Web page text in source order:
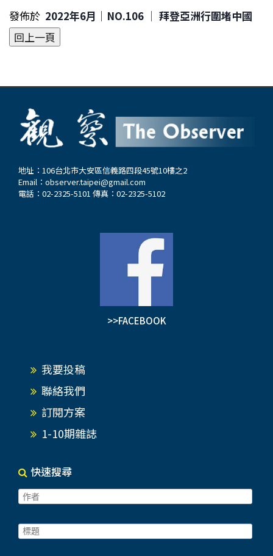
發佈於 2022年6月｜NO.106 │ 拜登亞洲行圍堵中國
地址：106台北市大安區信義路四段45號10樓之2
Email： observer.taipei@gmail.com
電話：02-2325-5101 傳真：02-2325-5102
>>FACEBOOK
我要投稿
聯絡我們
訂閱方案
1-10期雜誌
快速搜尋